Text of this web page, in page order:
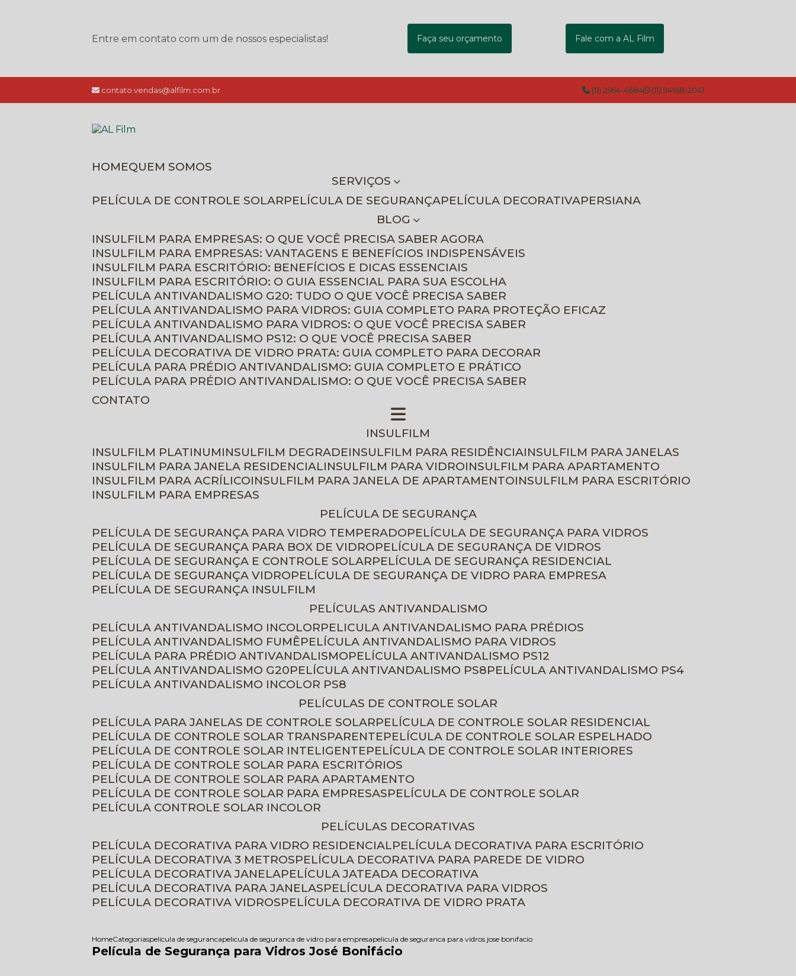
Entre em contato com um de nossos especialistas! Faça seu orçamento Fale com a AL Film
contato.vendas@alfilm.com.br (11) 2564-4684 (11) 94168-2041
HOME
QUEM SOMOS
SERVIÇOS
PELÍCULA DE CONTROLE SOLAR
PELÍCULA DE SEGURANÇA PELÍCULA DECORATIVA
PERSIANA
BLOG
INSULFILM PARA EMPRESAS: O QUE VOCÊ PRECISA SABER AGORA
INSULFILM PARA EMPRESAS: VANTAGENS E BENEFÍCIOS INDISPENSÁVEIS
INSULFILM PARA ESCRITÓRIO: BENEFÍCIOS E DICAS ESSENCIAIS
INSULFILM PARA ESCRITÓRIO: O GUIA ESSENCIAL PARA SUA ESCOLHA
PELÍCULA ANTIVANDALISMO G20: TUDO O QUE VOCÊ PRECISA SABER
PELÍCULA ANTIVANDALISMO PARA VIDROS: GUIA COMPLETO PARA PROTEÇÃO EFICAZ
PELÍCULA ANTIVANDALISMO PARA VIDROS: O QUE VOCÊ PRECISA SABER
PELÍCULA ANTIVANDALISMO PS12: O QUE VOCÊ PRECISA SABER
PELÍCULA DECORATIVA DE VIDRO PRATA: GUIA COMPLETO PARA DECORAR
PELÍCULA PARA PRÉDIO ANTIVANDALISMO: GUIA COMPLETO E PRÁTICO
PELÍCULA PARA PRÉDIO ANTIVANDALISMO: O QUE VOCÊ PRECISA SABER
CONTATO
INSULFILM
INSULFILM PLATINUM INSULFILM DEGRADE INSULFILM PARA RESIDÊNCIA INSULFILM PARA JANELAS
INSULFILM PARA JANELA RESIDENCIAL INSULFILM PARA VIDRO INSULFILM PARA APARTAMENTO
INSULFILM PARA ACRÍLICO INSULFILM PARA JANELA DE APARTAMENTO INSULFILM PARA ESCRITÓRIO
INSULFILM PARA EMPRESAS
PELÍCULA DE SEGURANÇA
PELÍCULA DE SEGURANÇA PARA VIDRO TEMPERADO
PELÍCULA DE SEGURANÇA PARA VIDROS
PELÍCULA DE SEGURANÇA PARA BOX DE VIDRO
PELÍCULA DE SEGURANÇA DE VIDROS
PELÍCULA DE SEGURANÇA E CONTROLE SOLAR
PELÍCULA DE SEGURANÇA RESIDENCIAL
PELÍCULA DE SEGURANÇA VIDRO
PELÍCULA DE SEGURANÇA DE VIDRO PARA EMPRESA
PELÍCULA DE SEGURANÇA INSULFILM
PELÍCULAS ANTIVANDALISMO
PELÍCULA ANTIVANDALISMO INCOLOR
PELICULA ANTIVANDALISMO PARA PRÉDIOS
PELÍCULA ANTIVANDALISMO FUMÊ
PELÍCULA ANTIVANDALISMO PARA VIDROS
PELÍCULA PARA PRÉDIO ANTIVANDALISMO
PELÍCULA ANTIVANDALISMO PS12
PELÍCULA ANTIVANDALISMO G20
PELÍCULA ANTIVANDALISMO PS8
PELÍCULA ANTIVANDALISMO PS4
PELÍCULA ANTIVANDALISMO INCOLOR PS8
PELÍCULAS DE CONTROLE SOLAR
PELÍCULA PARA JANELAS DE CONTROLE SOLAR
PELÍCULA DE CONTROLE SOLAR RESIDENCIAL
PELÍCULA DE CONTROLE SOLAR TRANSPARENTE
PELÍCULA DE CONTROLE SOLAR ESPELHADO
PELÍCULA DE CONTROLE SOLAR INTELIGENTE
PELÍCULA DE CONTROLE SOLAR INTERIORES
PELÍCULA DE CONTROLE SOLAR PARA ESCRITÓRIOS
PELÍCULA DE CONTROLE SOLAR PARA APARTAMENTO
PELÍCULA DE CONTROLE SOLAR PARA EMPRESAS
PELÍCULA DE CONTROLE SOLAR
PELÍCULA CONTROLE SOLAR INCOLOR
PELÍCULAS DECORATIVAS
PELÍCULA DECORATIVA PARA VIDRO RESIDENCIAL
PELÍCULA DECORATIVA PARA ESCRITÓRIO
PELÍCULA DECORATIVA 3 METROS
PELÍCULA DECORATIVA PARA PAREDE DE VIDRO
PELÍCULA DECORATIVA JANELA
PELÍCULA JATEADA DECORATIVA
PELÍCULA DECORATIVA PARA JANELAS
PELÍCULA DECORATIVA PARA VIDROS
PELÍCULA DECORATIVA VIDROS
PELÍCULA DECORATIVA DE VIDRO PRATA
HomeCategoriaspelicula de segurancapelicula de seguranca de vidro para empresapelicula de seguranca para vidros jose bonifacio
Película de Segurança para Vidros José Bonifácio